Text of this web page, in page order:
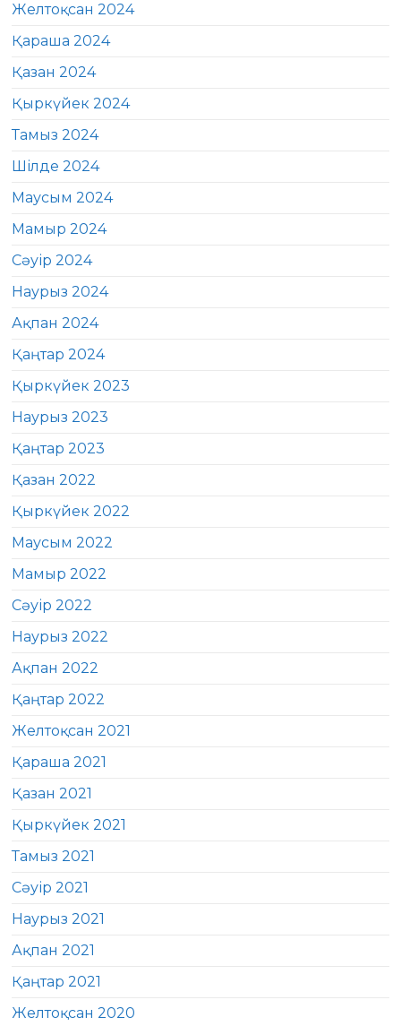
Желтоқсан 2024
Қараша 2024
Қазан 2024
Қыркүйек 2024
Тамыз 2024
Шілде 2024
Маусым 2024
Мамыр 2024
Сәуір 2024
Наурыз 2024
Ақпан 2024
Қаңтар 2024
Қыркүйек 2023
Наурыз 2023
Қаңтар 2023
Қазан 2022
Қыркүйек 2022
Маусым 2022
Мамыр 2022
Сәуір 2022
Наурыз 2022
Ақпан 2022
Қаңтар 2022
Желтоқсан 2021
Қараша 2021
Қазан 2021
Қыркүйек 2021
Тамыз 2021
Сәуір 2021
Наурыз 2021
Ақпан 2021
Қаңтар 2021
Желтоқсан 2020